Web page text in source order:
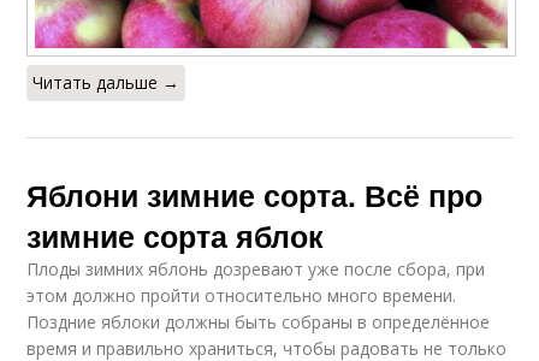
Читать дальше →
Яблони зимние сорта. Всё про
зимние сорта яблок
Плоды зимних яблонь дозревают уже после сбора, при
этом должно пройти относительно много времени.
Поздние яблоки должны быть собраны в определённое
время и правильно храниться, чтобы радовать не только